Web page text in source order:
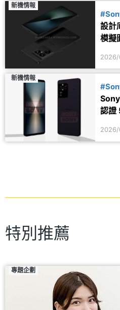
新機情報
設計
模擬
新機情報
認證
2026/
特別推薦
專題企劃